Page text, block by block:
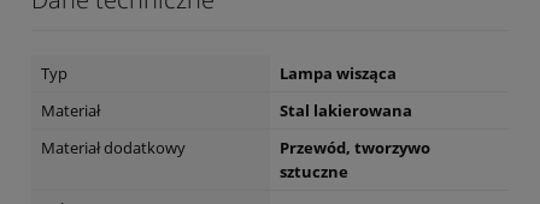
Typ
Lampa wisząca
Materiał
Stal lakierowana
Materiał dodatkowy
Przewód, tworzywo
sztuczne